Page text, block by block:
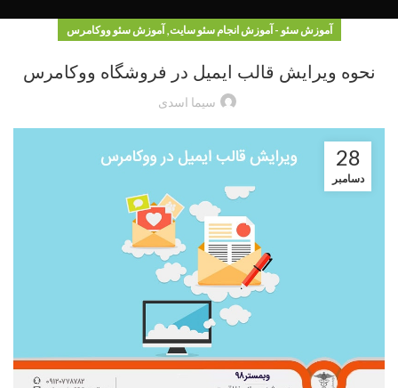
آموزش سئو - آموزش انجام سئو سایت,آموزش سئو ووکامرس
نحوه ویرایش قالب ایمیل در فروشگاه ووکامرس
سیما اسدی
28
دسامبر